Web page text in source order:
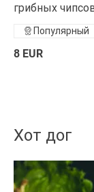
грибных
8 EUR
Популярный
Хот дог